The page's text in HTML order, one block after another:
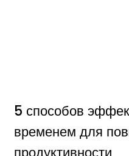
5 способов
временем для